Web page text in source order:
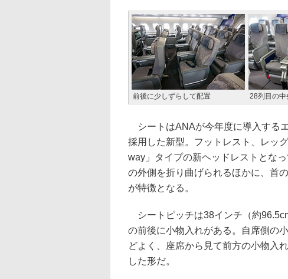
前後に少しずらして配置 28列目の中
シートはANAが今年度に導入する
採用した新型。フットレスト、レッ
way」タイプの新ヘッドレストとな
の外側を折り曲げられるほかに、首
が特徴となる。
シートピッチは38インチ（約
の前後に小物入れがある。自席側の
どよく、座席から見て前方の小物入
した形だ。